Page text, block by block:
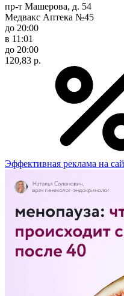
пр-т Машерова, д. 54
Медвакс Аптека №45
до 20:00
в 11:01
до 20:00
120,83 р.
Эффективная реклама на